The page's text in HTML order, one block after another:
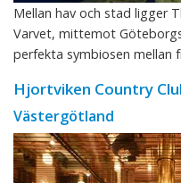
Mellan hav och stad ligger
Varvet, mittemot
perfekta symbiosen mellan
Hjortviken Country
Västergötland